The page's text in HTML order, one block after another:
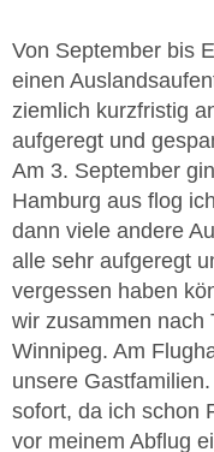
Von September bis
einen
ziemlich kurzfristig
aufgeregt und
Am 3. September
Hamburg aus flog
dann viele andere
alle sehr aufgeregt
vergessen haben
wir zusammen nach
Winnipeg. Am
unsere
sofort, da ich schon
vor meinem Abflug